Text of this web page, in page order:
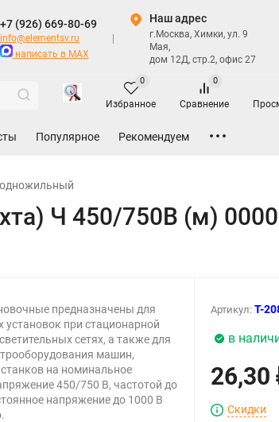
+7 (926) 669-80-69
info@elementsv.ru
написать в MAX
Наш адрес
г.Москва, Химки, ул. 9
Мая,
дом 12Д, стр.2, офис 27
Избранное
0
Сравнение
0
Популярное Рекомендуем
Ч 450/750В (м)
предназначены для
установок при стационарной
сетях, а также для
машин,
на номинальное
450/750 В, частотой до
напряжение до 1000 В
Артикул:T-
в
26,30
Скидки